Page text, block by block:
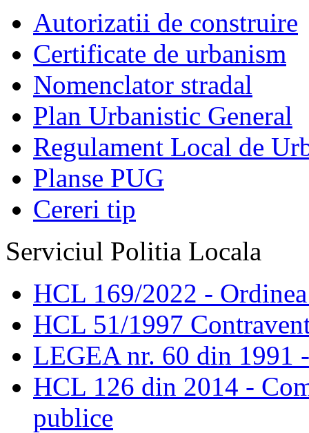
Autorizatii de construire
Certificate de urbanism
Nomenclator stradal
Plan Urbanistic General
Regulament Local de
Planse PUG
Cereri tip
Serviciul Politia Locala
HCL 169/2022 -
HCL 51/1997
LEGEA nr. 60 din 1991
HCL 126 din 2014 -
publice